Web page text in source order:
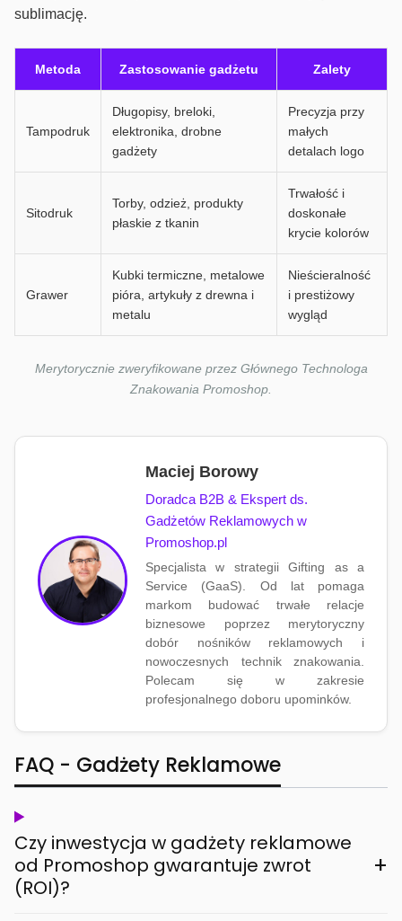
sublimację.
Metoda Zastosowanie gadżetu Zalety
Tampodruk
Długopisy, breloki,
elektronika, drobne
gadżety
Precyzja przy
małych
detalach logo
Sitodruk
Torby, odzież, produkty
płaskie z tkanin
Trwałość i
doskonałe
krycie kolorów
Grawer
Kubki termiczne, metalowe
pióra, artykuły z drewna i
metalu
Nieścieralność
i prestiżowy
wygląd
Merytorycznie zweryfikowane przez Głównego Technologa
Znakowania Promoshop.
Maciej Borowy
Doradca B2B & Ekspert ds.
Gadżetów Reklamowych w
Promoshop.pl
Specjalista w strategii Gifting as a
Service (GaaS). Od lat pomaga
markom budować trwałe relacje
biznesowe poprzez merytoryczny
dobór nośników reklamowych i
nowoczesnych technik znakowania.
Polecam się w zakresie
profesjonalnego doboru upominków.
FAQ - Gadżety Reklamowe
Czy inwestycja w gadżety reklamowe
od Promoshop gwarantuje zwrot
(ROI)?
+